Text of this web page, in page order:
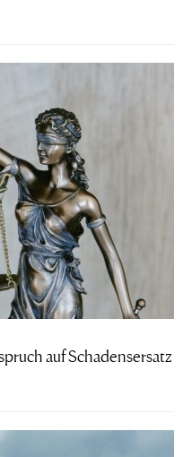
auf Schadensersatz